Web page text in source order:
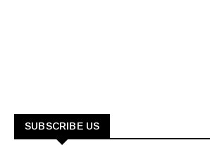
SUBSCRIBE US